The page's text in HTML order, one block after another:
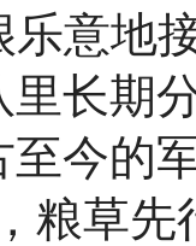
乐意地
长期
至今的
粮草